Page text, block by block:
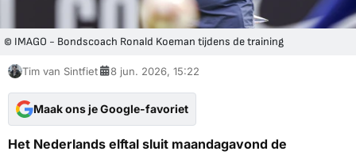
© IMAGO - Bondscoach Ronald Koeman tijdens de training
Tim van Sintfiet 8 jun. 2026, 15:22
Maak ons je Google-favoriet
Het Nederlands elftal sluit maandagavond de